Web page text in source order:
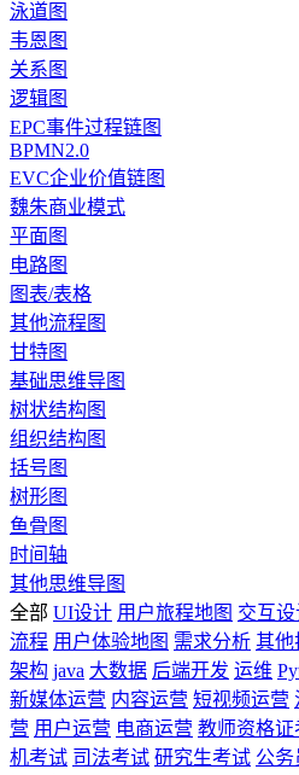
泳道图
韦恩图
关系图
逻辑图
EPC事件过程链图
BPMN2.0
EVC企业价值链图
魏朱商业模式
平面图
电路图
图表/表格
其他流程图
甘特图
基础思维导图
树状结构图
组织结构图
括号图
树形图
鱼骨图
时间轴
其他思维导图
全部 UI设计 用户旅程地图 交互
流程 用户体验地图 需求分析 其他
架构 java 大数据 后端开发 运维
新媒体运营 内容运营 短视频运营
营 用户运营 电商运营 教师资格证
机考试 司法考试 研究生考试 公务